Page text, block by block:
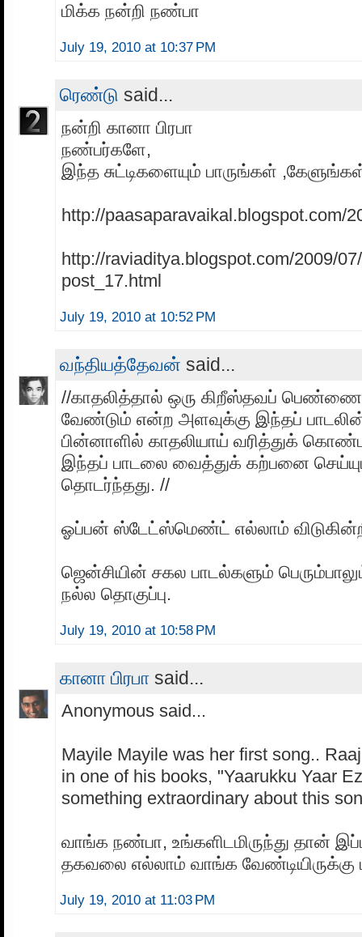
மிக்க நன்றி நண்பா
July 19, 2010 at 10:37 PM
ரெண்டு said...
நன்றி கானா பிரபா
நண்பர்களே,
இந்த சுட்டிகளையும் பாருங்கள்
http://paasaparavaikal.blogspot.com/
http://raviaditya.blogspot.com/2009/
post_17.html
July 19, 2010 at 10:52 PM
வந்தியத்தேவன் said...
//காதலித்தால் ஒரு கிறீஸ்தவப்
வேண்டும் என்ற அளவுக்கு இந்தப் பாடலின்
பின்னாளில் காதலியாய் வரித்துக்
இந்தப் பாடலை வைத்துக் கற்பனை
தொடர்ந்தது. //
ஓப்பன் ஸ்டேட்ஸ்மெண்ட் எல்லாம்
ஜென்சியின் சகல பாடல்களும்
நல்ல தொகுப்பு.
July 19, 2010 at 10:58 PM
கானா பிரபா said...
Anonymous said...
Mayile Mayile was her first song..
in one of his books, "Yaarukku Yaar
something extraordinary about this
வாங்க நண்பா, உங்களிடமிருந்து தான்
தகவலை எல்லாம் வாங்க வேண்டியிருக்கு
July 19, 2010 at 11:03 PM